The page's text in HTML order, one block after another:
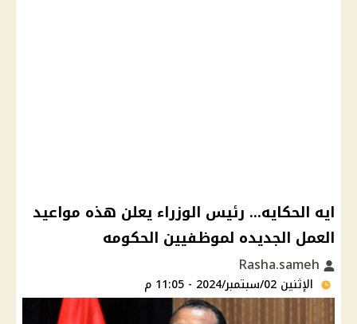
ايه الحكايه... رئيس الوزراء يعلن هذه مواعيد
العمل الجديده لموظفيين الحكومه
الإثنين 02/سبتمبر/2024 - 11:05 م